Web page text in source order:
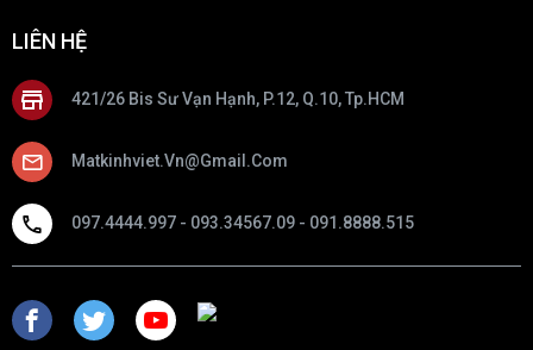
LIÊN HỆ
421/26 Bis Sư Vạn Hạnh, P.12, Q.10, Tp.HCM
Matkinhviet.vn@gmail.com
097.4444.997 - 093.34567.09 - 091.8888.515